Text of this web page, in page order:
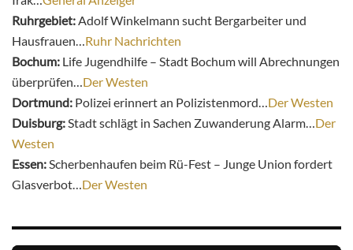
Ruhrgebiet:Adolf Winkelmann sucht Bergarbeiter und
Hausfrauen…Ruhr Nachrichten
Bochum: Life Jugendhilfe – Stadt Bochum will Abrechnungen
überprüfen…Der Westen
Dortmund: Polizei erinnert an Polizistenmord…Der Westen
Duisburg:Stadt schlägt in Sachen Zuwanderung Alarm…Der
Westen
Essen:Scherbenhaufen beim Rü-Fest – Junge Union fordert
Glasverbot…Der Westen